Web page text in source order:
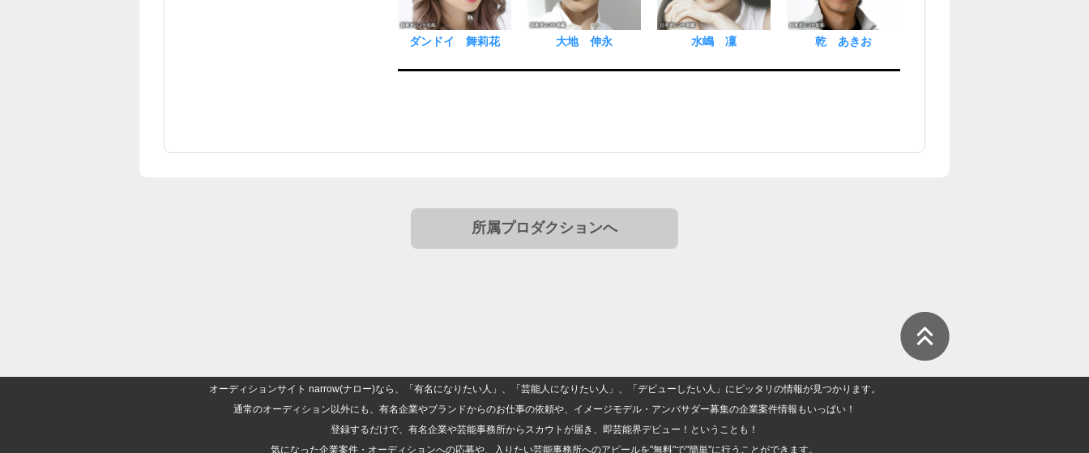
ダンドイ 舞莉花 大地 伸永 水嶋 凜 乾 あきお
所属プロダクションへ
オーディションサイト narrow(ナロー)なら、「有名になりたい人」、「芸能人になりたい人」、「デビューしたい人」にピッタリの情報が見つかります。
通常のオーディション以外にも、有名企業やブランドからのお仕事の依頼や、イメージモデル・アンバサダー募集の企業案件情報もいっぱい！
登録するだけで、有名企業や芸能事務所からスカウトが届き、即芸能界デビュー！ということも！
気になった企業案件・オーディションへの応募や、入りたい芸能事務所へのアピールを"無料"で"簡単"に行うことができます。